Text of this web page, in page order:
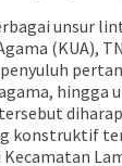
unsur
(KUA),
hingga
konstruktif